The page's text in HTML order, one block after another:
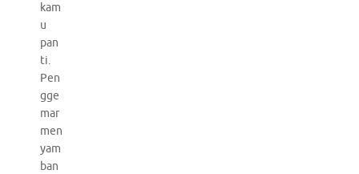
kam
u
pan
ti.
Pen
gge
mar
men
yam
ban